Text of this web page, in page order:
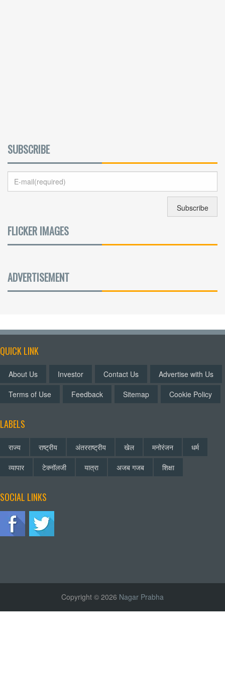
SUBSCRIBE
FLICKER IMAGES
ADVERTISEMENT
QUICK LINK
About Us Investor Contact Us
Advertise with Us
Terms of Use
Feedback Sitemap Cookie Policy
LABELS
राज्य राष्ट्रीय अंतरराष्ट्रीय खेल मनोरंजन
धर्म
व्यापार
टेक्नॉलजी यात्रा अजब गजब शिक्षा
SOCIAL LINKS
Copyright © 2026 Nagar Prabha